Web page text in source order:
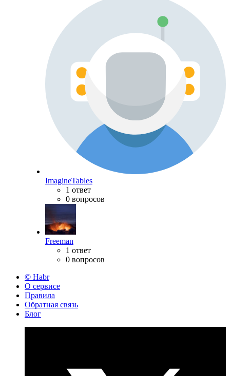
ImagineTables
1 ответ
0 вопросов
Freeman
1 ответ
0 вопросов
© Habr
О сервисе
Правила
Обратная связь
Блог